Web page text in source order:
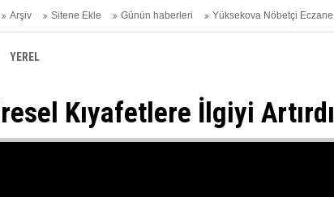
Arşiv Sitene Ekle Günün haberleri Yüksekova Nöbetçi Eczane
YEREL
Kıyafetlere İlgiyi Artırdı